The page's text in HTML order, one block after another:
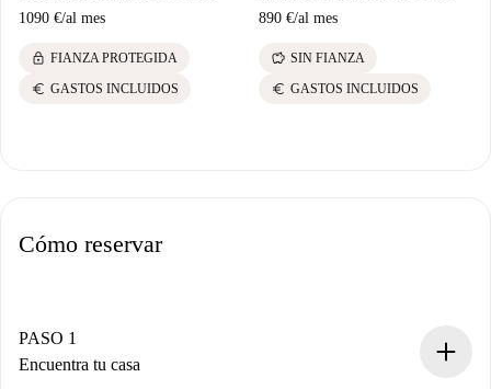
1090 €/al mes
lock FIANZA PROTEGIDA
euro GASTOS INCLUIDOS
890 €/al mes
savings SIN FIANZA
euro GASTOS INCLUIDOS
Cómo reservar
PASO 1
Encuentra tu casa